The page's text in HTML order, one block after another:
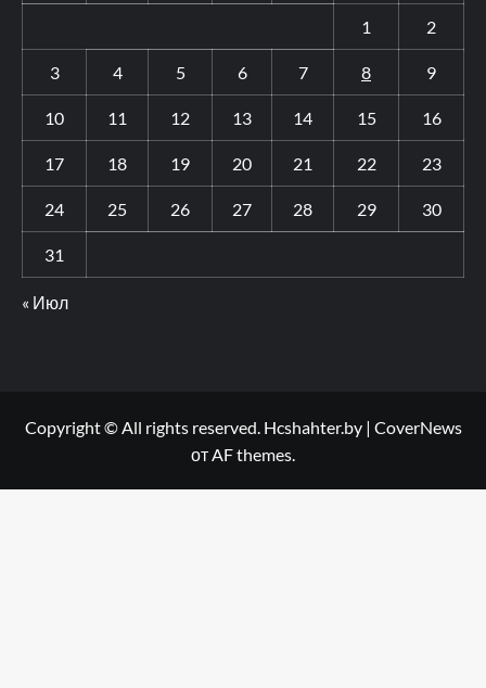
1 2
3 4 5 6 7 8 9
10 11 12 13 14 15 16
17 18 19 20 21 22 23
24 25 26 27 28 29 30
31
« Июл
Copyright © All rights reserved. Hcshahter.by | CoverNews
от AF themes.